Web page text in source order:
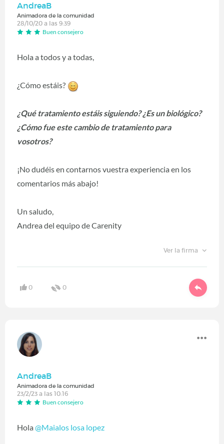
AndreaB
Animadora de la comunidad
28/10/20 a las 9:39
Buen consejero
Hola a todos y a todas,
¿Cómo estáis?
¿Qué tratamiento estáis siguiendo? ¿Es un biológico?
¿Cómo fue este cambio de tratamiento para
vosotros?
¡No dudéis en contarnos vuestra experiencia en los
comentarios más abajo!
Un saludo,
Andrea del equipo de Carenity
Ver la firma
0 0
AndreaB
Animadora de la comunidad
23/2/23 a las 10:16
Buen consejero
Hola @Maialos losa lopez